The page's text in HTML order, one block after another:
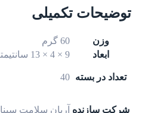
توضیحات تکمیلی
وزن
60 گرم
ابعاد
9 × 4 × 13 سانتیمتر
تعداد در بسته 40
شرکت سازنده آریان سلامت سینا